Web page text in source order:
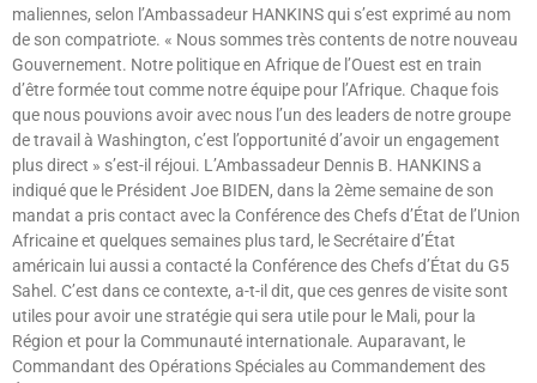
maliennes, selon l’Ambassadeur HANKINS qui s’est exprimé au nom
de son compatriote. « Nous sommes très contents de notre nouveau
Gouvernement. Notre politique en Afrique de l’Ouest est en train
d’être formée tout comme notre équipe pour l’Afrique. Chaque fois
que nous pouvions avoir avec nous l’un des leaders de notre groupe
de travail à Washington, c’est l’opportunité d’avoir un engagement
plus direct » s’est-il réjoui. L’Ambassadeur Dennis B. HANKINS a
indiqué que le Président Joe BIDEN, dans la 2ème semaine de son
mandat a pris contact avec la Conférence des Chefs d’État de l’Union
Africaine et quelques semaines plus tard, le Secrétaire d’État
américain lui aussi a contacté la Conférence des Chefs d’État du G5
Sahel. C’est dans ce contexte, a-t-il dit, que ces genres de visite sont
utiles pour avoir une stratégie qui sera utile pour le Mali, pour la
Région et pour la Communauté internationale. Auparavant, le
Commandant des Opérations Spéciales au Commandement des